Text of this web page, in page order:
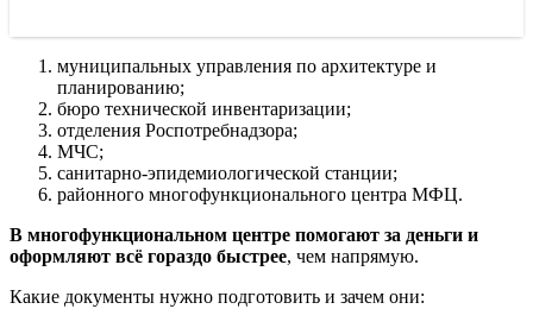
муниципальных управления по архитектуре и
планированию;
бюро технической инвентаризации;
отделения Роспотребнадзора;
МЧС;
санитарно-эпидемиологической станции;
районного многофункционального центра МФЦ.
В многофункциональном центре помогают за деньги и
оформляют всё гораздо быстрее, чем напрямую.
Какие документы нужно подготовить и зачем они: